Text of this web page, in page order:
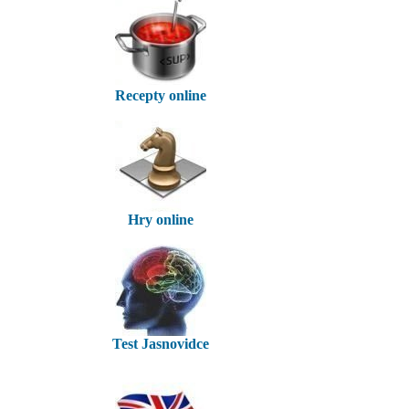
Recepty online
Hry online
Test Jasnovidce